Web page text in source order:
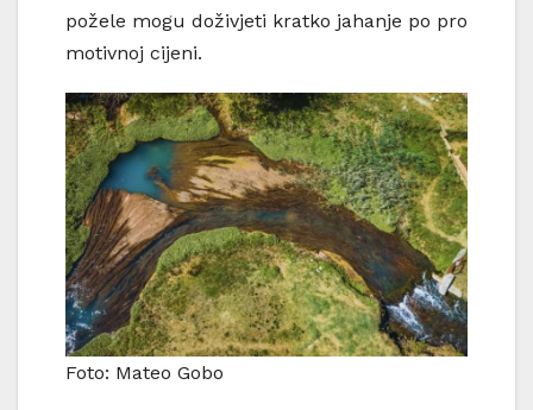
požele mogu doživjeti kratko jahanje po pro
motivnoj cijeni.
Foto: Mateo Gobo